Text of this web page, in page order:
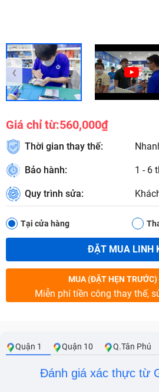
‹
Giá chỉ từ:560,000₫
Thời gian thay thế:
Bảo hành: 1 - 6
Quy trình sửa:
Tại cửa hàng
ĐẶT MUA LINH
MUA (ĐẶT HẸN TRƯỚC)
Miễn phí tiền công thay thế,
Quận 1 Quận 10 Q.Tân Phú
Đánh giá xác thực từ